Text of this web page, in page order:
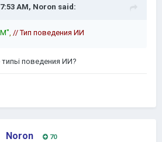
AM, Noron said:
, // Тип поведения ИИ
поведения ИИ?
Noron 70